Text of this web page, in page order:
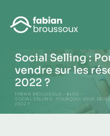
Social Selling :
vendre sur les
2022 ?
FABIAN BROUSSOUX > BLOG >
SOCIAL SELLING : POURQUOI VOUS
2022 ?